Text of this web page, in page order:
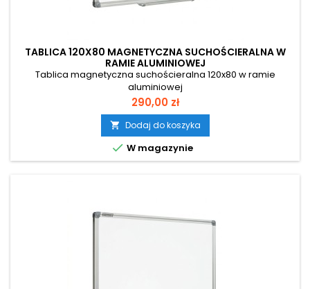
TABLICA 120X80 MAGNETYCZNA SUCHOŚCIERALNA W
RAMIE ALUMINIOWEJ
Tablica magnetyczna suchościeralna 120x80 w ramie
aluminiowej
Cena
290,00 zł
 Dodaj do koszyka
 W magazynie